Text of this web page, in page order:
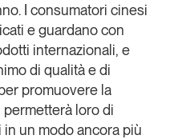
I consumatori cinesi
e guardano con
internazionali, e
di qualità e di
promuovere la
permetterà loro di
un modo ancora più